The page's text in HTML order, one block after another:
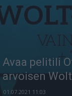
Avaa pelitili
arvoisen
01.07.2021 11:03